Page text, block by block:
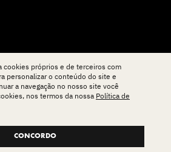
cookies próprios e de terceiros com
personalizar o conteúdo do site e
a navegação no nosso site você
nos termos da nossa Política de
CONCORDO